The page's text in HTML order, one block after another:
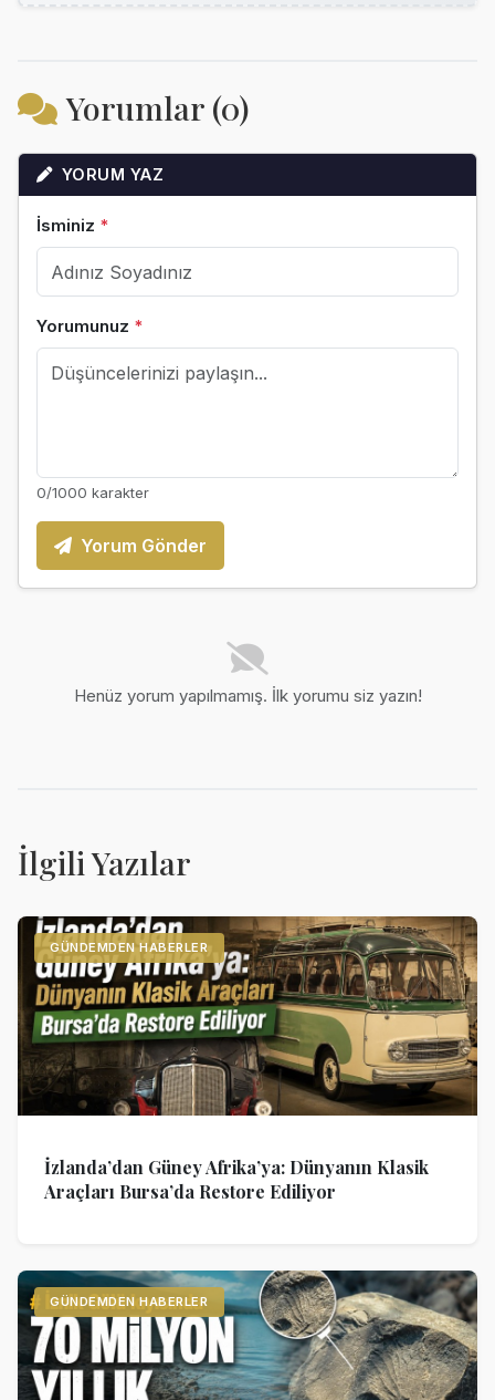
Yorumlar (0)
YORUM YAZ
İsminiz *
Yorumunuz *
0/1000 karakter
Yorum Gönder
Henüz yorum yapılmamış. İlk yorumu siz yazın!
İlgili Yazılar
GÜNDEMDEN HABERLER
İzlanda’dan Güney Afrika’ya: Dünyanın Klasik
Araçları Bursa’da Restore Ediliyor
GÜNDEMDEN HABERLER